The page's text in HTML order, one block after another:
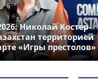
Николай Костер-
территорией
«Игры престолов»